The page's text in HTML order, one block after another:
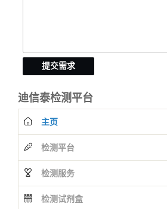
迪信泰检测平台
主页
检测平台
检测服务
检测试剂盒
提交需求